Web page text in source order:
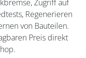
Zugriff auf
Regenerieren
von Bauteilen.
Preis direkt